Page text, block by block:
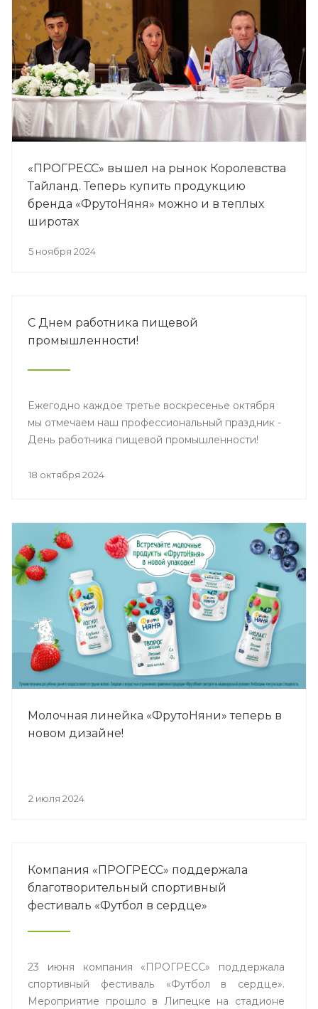
«ПРОГРЕСС» вышел на рынок Королевства
Тайланд. Теперь купить продукцию
бренда «ФрутоНяня» можно и в теплых
широтах
5 ноября 2024
С Днем работника пищевой
промышленности!
Ежегодно каждое третье воскресенье октября
мы отмечаем наш профессиональный праздник -
День работника пищевой промышленности!
18 октября 2024
Молочная линейка «ФрутоНяни» теперь в
новом дизайне!
2 июля 2024
Компания «ПРОГРЕСС» поддержала
благотворительный спортивный
фестиваль «Футбол в сердце»
23 июня компания «ПРОГРЕСС» поддержала
спортивный фестиваль «Футбол в сердце».
Мероприятие прошло в Липецке на стадионе